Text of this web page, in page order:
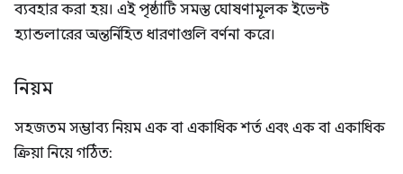
ব্যবহার করা হয়। এই পৃষ্ঠাটি সমস্ত ঘোষণামূলক ইভেন্ট
হ্যান্ডলারের অন্তর্নিহিত ধারণাগুলি বর্ণনা করে।
নিয়ম
সহজতম সম্ভাব্য নিয়ম এক বা একাধিক শর্ত এবং এক বা একাধিক
ক্রিয়া নিয়ে গঠিত: